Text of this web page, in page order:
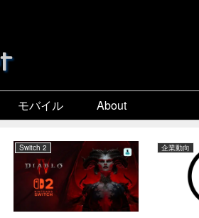
モバイル About
Switch 2 企業動向